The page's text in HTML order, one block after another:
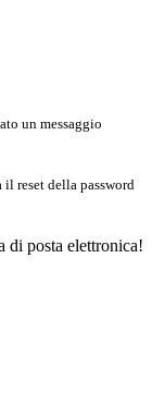
un messaggio
reset della password
di posta elettronica!